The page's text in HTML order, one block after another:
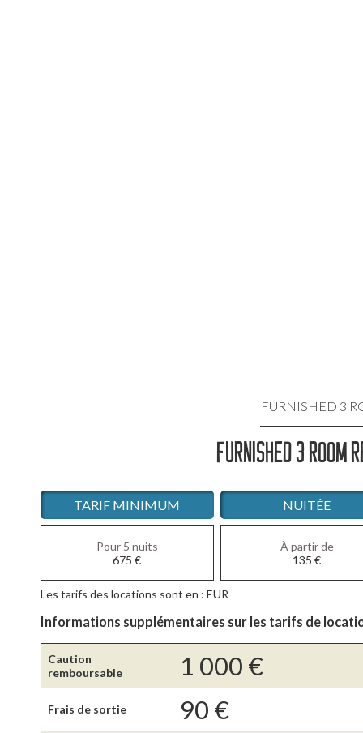
FURNISHED 3
FURNISHED 3 ROOM
TARIF MINIMUM NUITÉE
Pour 5 nuits
675 €
À partir de
135 €
Les tarifs des locations sont en : EUR
Informations supplémentaires sur les tarifs de
Caution
remboursable
1 000 €
Frais de sortie 90 €